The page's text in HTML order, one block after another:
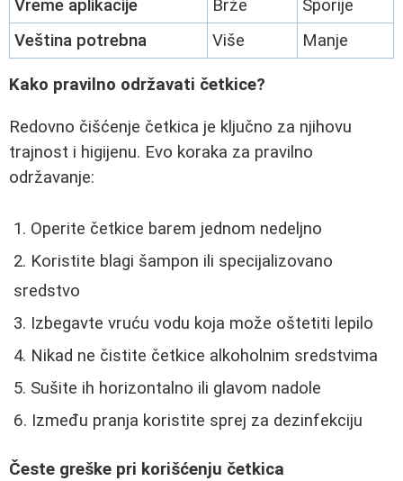
Vreme aplikacije Brže
Sporije
Veština potrebna
Više Manje
Kako pravilno održavati četkice?
Redovno čišćenje četkica je ključno za njihovu
trajnost i higijenu. Evo koraka za pravilno
održavanje:
Operite četkice barem jednom nedeljno
Koristite blagi šampon ili specijalizovano
sredstvo
Izbegavte vruću vodu koja može oštetiti lepilo
Nikad ne čistite četkice alkoholnim sredstvima
Sušite ih horizontalno ili glavom nadole
Između pranja koristite sprej za dezinfekciju
Česte greške pri korišćenju četkica